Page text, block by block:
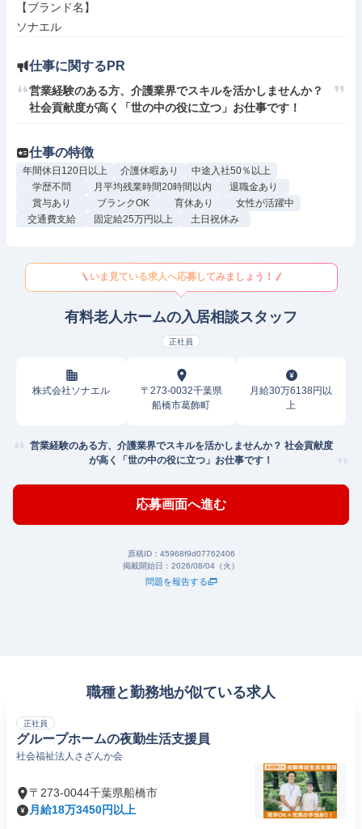
【ブランド名】
ソナエル
仕事に関するPR
営業経験のある方、介護業界でスキルを活かしませんか？
社会貢献度が高く「世の中の役に立つ」お仕事です！
仕事の特徴
年間休日120日以上 介護休暇あり
中途入社50％以上
学歴不問
月平均残業時間20時間以内
退職金あり
賞与あり
ブランクOK 育休あり
女性が活躍中
交通費支給
固定給25万円以上 土日祝休み
いま見ている求人へ応募してみましょう！
有料老人ホームの入居相談スタッフ
正社員
株式会社ソナエル
〒273-0032千葉県
船橋市葛飾町
月給30万6138円以
上
営業経験のある方、介護業界でスキルを活かしませんか？ 社会貢献度
が高く「世の中の役に立つ」お仕事です！
応募画面へ進む
原稿ID： 45968f9d07762406
掲載開始日： 2026/08/04（火）
問題を報告する
職種と勤務地が似ている求人
正社員
グループホームの夜勤生活支援員
社会福祉法人さざんか会
〒273-0044千葉県船橋市
月給18万3450円以上